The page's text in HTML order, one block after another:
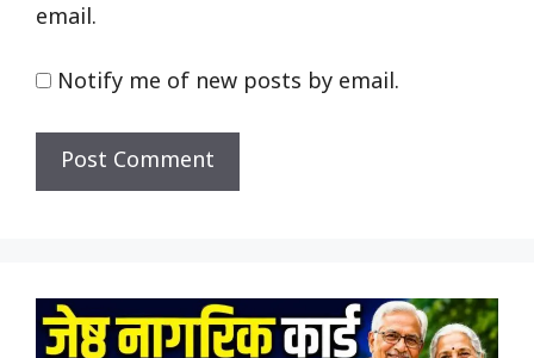
email.
Notify me of new posts by email.